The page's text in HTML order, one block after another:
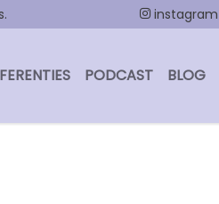
instagram
PODCAST BLOG